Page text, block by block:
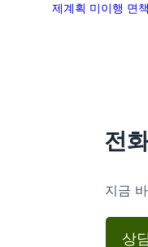
제계획 미이행 면책
전
지금
상